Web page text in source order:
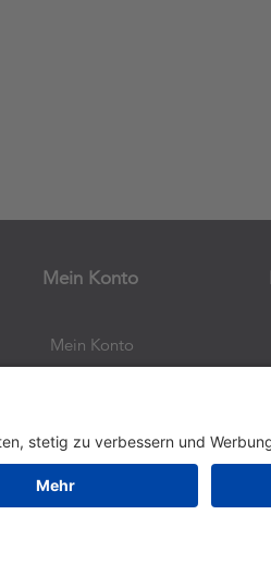
Mein Konto
Mein Konto